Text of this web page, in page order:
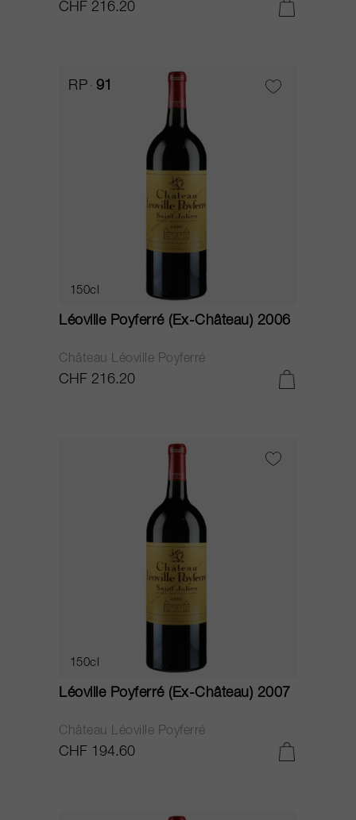
CHF 216.20
RP 91
150cl
Léoville Poyferré (Ex-Château) 2006
Château Léoville Poyferré
CHF 216.20
150cl
Léoville Poyferré (Ex-Château) 2007
Château Léoville Poyferré
CHF 194.60